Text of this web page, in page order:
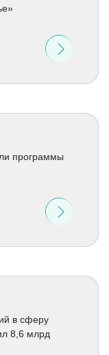
программы
в сферу
8,6 млрд